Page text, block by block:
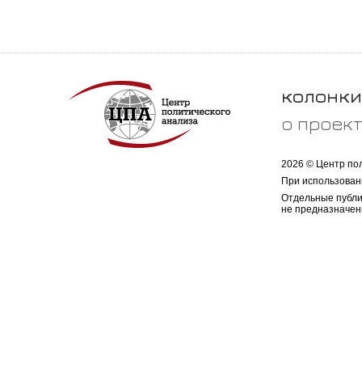
колонки
о
2026 © Центр
При
Отдельные
не